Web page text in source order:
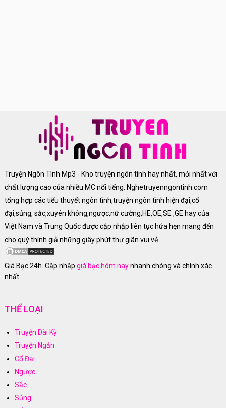
Truyện Ngôn Tình Mp3 - Kho truyện ngôn tình hay nhất, mới nhất với
chất lượng cao của nhiều MC nổi tiếng. Nghetruyenngontinh.com
tổng hợp các tiểu thuyết ngôn tình,truyện ngôn tình hiện đại,cổ
đại,sủng, sắc,xuyên không,ngược,nữ cường,HE,OE,SE ,GE hay của
Việt Nam và Trung Quốc được cập nhập liên tục hứa hẹn mang đến
cho quý thính giả những giây phút thư giãn vui vẻ.
Giá Bạc 24h. Cập nhập giá bạc hôm naynhanh chóng và chính xác
nhất.
THỂ LOẠI
Truyện Dài Kỳ
Truyện Ngắn
Cổ Đại
Ngược
Sắc
Sủng